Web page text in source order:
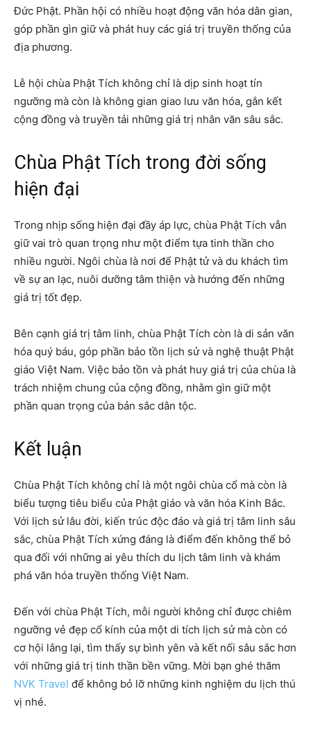
Đức Phật. Phần hội có nhiều hoạt động văn hóa dân gian,
góp phần gìn giữ và phát huy các giá trị truyền thống của
địa phương.
Lễ hội chùa Phật Tích không chỉ là dịp sinh hoạt tín
ngưỡng mà còn là không gian giao lưu văn hóa, gắn kết
cộng đồng và truyền tải những giá trị nhân văn sâu sắc.
Chùa Phật Tích trong đời sống
hiện đại
Trong nhịp sống hiện đại đầy áp lực, chùa Phật Tích vẫn
giữ vai trò quan trọng như một điểm tựa tinh thần cho
nhiều người. Ngôi chùa là nơi để Phật tử và du khách tìm
về sự an lạc, nuôi dưỡng tâm thiện và hướng đến những
giá trị tốt đẹp.
Bên cạnh giá trị tâm linh, chùa Phật Tích còn là di sản văn
hóa quý báu, góp phần bảo tồn lịch sử và nghệ thuật Phật
giáo Việt Nam. Việc bảo tồn và phát huy giá trị của chùa là
trách nhiệm chung của cộng đồng, nhằm gìn giữ một
phần quan trọng của bản sắc dân tộc.
Kết luận
Chùa Phật Tích không chỉ là một ngôi chùa cổ mà còn là
biểu tượng tiêu biểu của Phật giáo và văn hóa Kinh Bắc.
Với lịch sử lâu đời, kiến trúc độc đáo và giá trị tâm linh sâu
sắc, chùa Phật Tích xứng đáng là điểm đến không thể bỏ
qua đối với những ai yêu thích du lịch tâm linh và khám
phá văn hóa truyền thống Việt Nam.
Đến với chùa Phật Tích, mỗi người không chỉ được chiêm
ngưỡng vẻ đẹp cổ kính của một di tích lịch sử mà còn có
cơ hội lắng lại, tìm thấy sự bình yên và kết nối sâu sắc hơn
với những giá trị tinh thần bền vững. Mời bạn ghé thăm
NVK Travel để không bỏ lỡ những kinh nghiệm du lịch thú
vị nhé.